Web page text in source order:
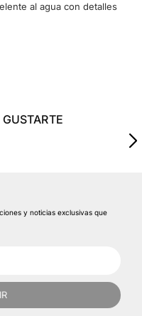
al agua con detalles
y noticias exclusivas que